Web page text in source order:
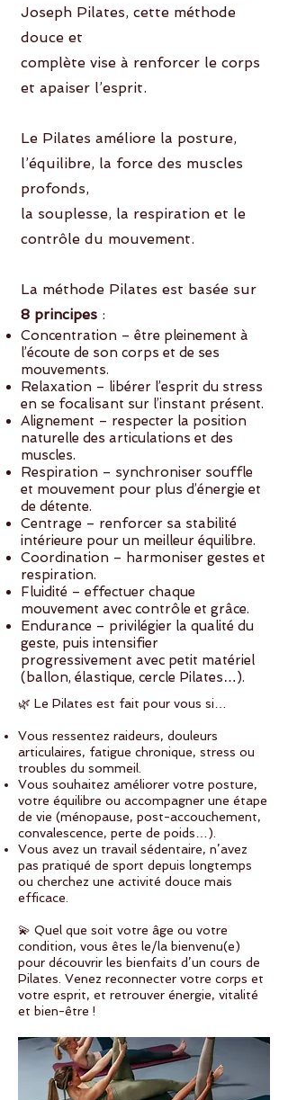
Joseph Pilates, cette méthode
douce et
complète vise à renforcer le corps
et apaiser l’esprit.
Le Pilates améliore la posture,
l’équilibre, la force des muscles
profonds,
la souplesse, la respiration et le
contrôle du mouvement.
La méthode Pilates est basée sur
8 principes :
Concentration – être pleinement à
l’écoute de son corps et de ses
mouvements.
Relaxation – libérer l’esprit du stress
en se focalisant sur l’instant présent.
Alignement – respecter la position
naturelle des articulations et des
muscles.
Respiration – synchroniser souffle
et mouvement pour plus d’énergie et
de détente.
Centrage – renforcer sa stabilité
intérieure pour un meilleur équilibre.
Coordination – harmoniser gestes et
respiration.
Fluidité – effectuer chaque
mouvement avec contrôle et grâce.
Endurance – privilégier la qualité du
geste, puis intensifier
progressivement avec petit matériel
(ballon, élastique, cercle Pilates…).
🌿 Le Pilates est fait pour vous si…
Vous ressentez raideurs, douleurs
articulaires, fatigue chronique, stress ou
troubles du sommeil.
Vous souhaitez améliorer votre posture,
votre équilibre ou accompagner une étape
de vie (ménopause, post-accouchement,
convalescence, perte de poids…).
Vous avez un travail sédentaire, n’avez
pas pratiqué de sport depuis longtemps
ou cherchez une activité douce mais
efficace.
💫 Quel que soit votre âge ou votre
condition, vous êtes le/la bienvenu(e)
pour découvrir les bienfaits d’un cours de
Pilates. Venez reconnecter votre corps et
votre esprit, et retrouver énergie, vitalité
et bien-être !